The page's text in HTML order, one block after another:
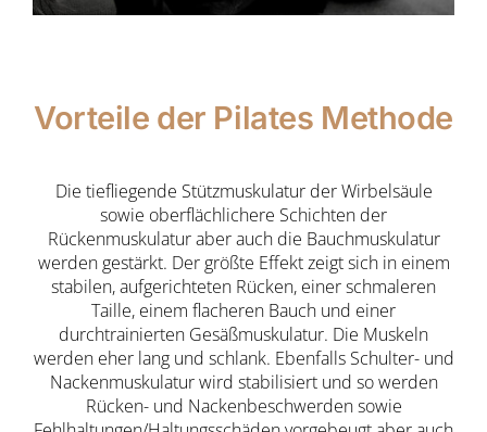
Vorteile der Pilates Methode
Die tiefliegende Stützmuskulatur der Wirbelsäule
sowie oberflächlichere Schichten der
Rückenmuskulatur aber auch die Bauchmuskulatur
werden gestärkt. Der größte Effekt zeigt sich in einem
stabilen, aufgerichteten Rücken, einer schmaleren
Taille, einem flacheren Bauch und einer
durchtrainierten Gesäßmuskulatur. Die Muskeln
werden eher lang und schlank. Ebenfalls Schulter- und
Nackenmuskulatur wird stabilisiert und so werden
Rücken- und Nackenbeschwerden sowie